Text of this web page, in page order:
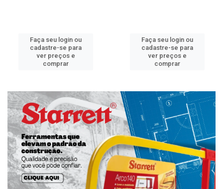
Faça seu login ou
cadastre-se para
ver preços e
comprar
Faça seu login ou
cadastre-se para
ver preços e
comprar